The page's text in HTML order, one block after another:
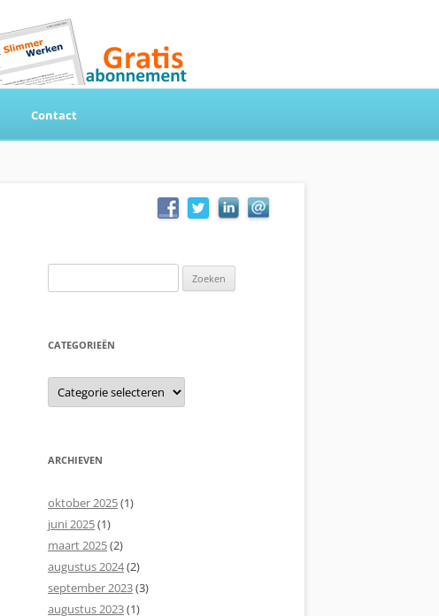
Contact
naar:
CATEGORIEËN
Categorieën
ARCHIEVEN
oktober 2025(1)
juni 2025(1)
maart 2025(2)
augustus 2024(2)
september 2023(3)
augustus 2023(1)